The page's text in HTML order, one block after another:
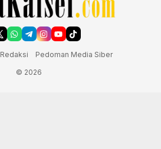
Redaksi
Pedoman Media Siber
© 2026